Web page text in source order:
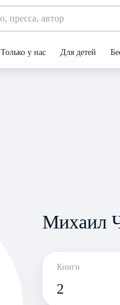
Только у нас Для детей
Михаил
Книги
2